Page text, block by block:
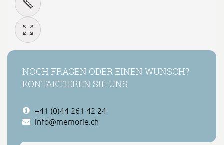
NOCH FRAGEN ODER EINEN WUNSCH?
KONTAKTIEREN SIE UNS
+41 (0)44 261 42 24
info@memorie.ch